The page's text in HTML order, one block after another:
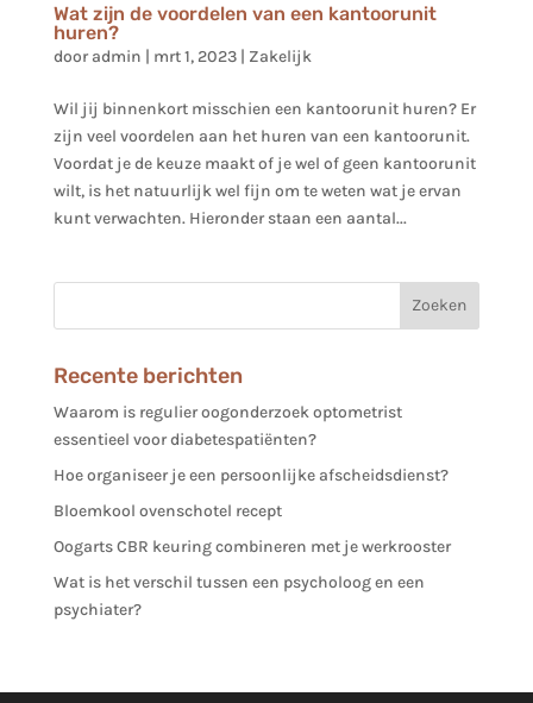
Wat zijn de voordelen van een kantoorunit
huren?
door admin | mrt 1, 2023| Zakelijk
Wil jij binnenkort misschien een kantoorunit huren? Er
zijn veel voordelen aan het huren van een kantoorunit.
Voordat je de keuze maakt of je wel of geen kantoorunit
wilt, is het natuurlijk wel fijn om te weten wat je ervan
kunt verwachten. Hieronder staan een aantal...
Recente berichten
Waarom is regulier oogonderzoek optometrist
essentieel voor diabetespatiënten?
Hoe organiseer je een persoonlijke afscheidsdienst?
Bloemkool ovenschotel recept
Oogarts CBR keuring combineren met je werkrooster
Wat is het verschil tussen een psycholoog en een
psychiater?